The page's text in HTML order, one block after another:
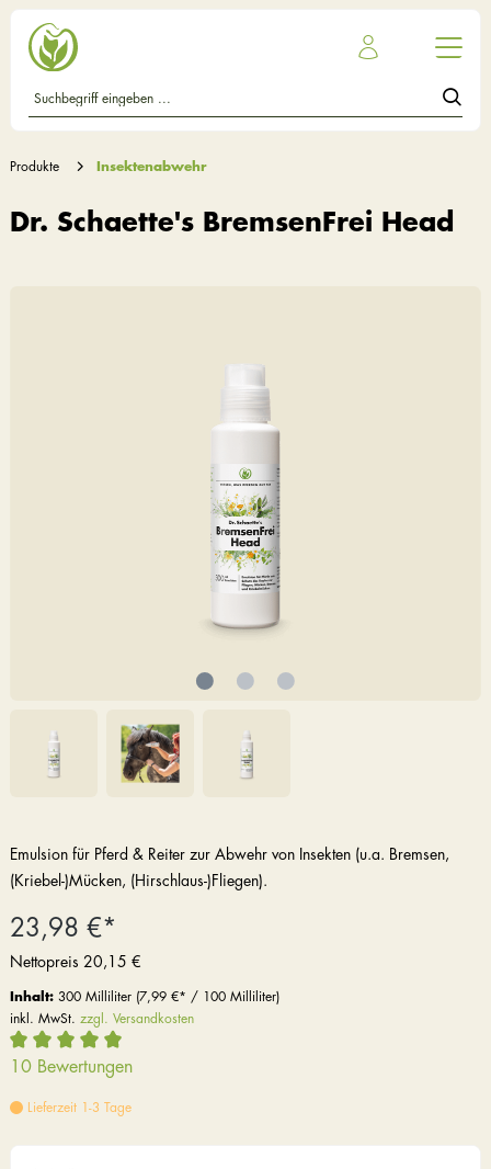
Produkte Insektenabwehr
Dr. Schaette's BremsenFrei Head
Emulsion für Pferd & Reiter zur Abwehr von Insekten (u.a. Bremsen,
(Kriebel-)Mücken, (Hirschlaus-)Fliegen).
23,98 €*
Nettopreis 20,15 €
Inhalt: 300 Milliliter (7,99 €* / 100 Milliliter)
inkl. MwSt. zzgl. Versandkosten
10 Bewertungen
Lieferzeit 1-3 Tage